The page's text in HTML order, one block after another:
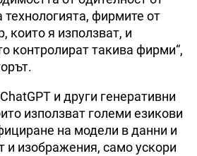
технологията, фирмите от
които я използват, и
контролират такива фирми“,
и други генеративни
използват големи езикови
на модели в данни и
и изображения, само ускори